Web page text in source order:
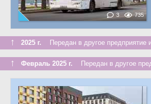
3 735
↑ 2025 г. Передан в другое предприятие
↑ Февраль 2025 г. Передан в другое